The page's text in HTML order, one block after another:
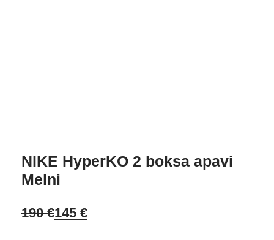
NIKE HyperKO 2 boksa apavi
Melni
190€
Original
145 €
Current